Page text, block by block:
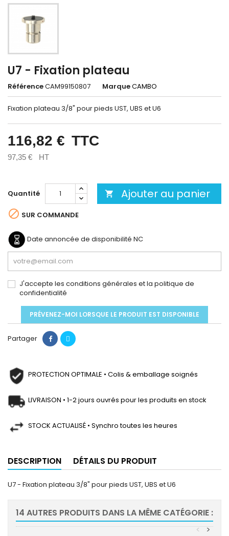
U7 - Fixation plateau
RéférenceCAM99150807 MarqueCAMBO
Fixation plateau 3/8" pour pieds UST, UBS et U6
116,82 € TTC
97,35 € HT
Quantité  Ajouter au panier
 SUR COMMANDE
Date annoncée de disponibilité NC
J'accepte les conditions générales et la politique de
confidentialité
PRÉVENEZ-MOI LORSQUE LE PRODUIT EST DISPONIBLE
Partager
PROTECTION OPTIMALE • Colis & emballage soignés
LIVRAISON • 1-2 jours ouvrés pour les produits en stock
STOCK ACTUALISÉ • Synchro toutes les heures
DESCRIPTION DÉTAILS DU PRODUIT
U7 - Fixation plateau 3/8" pour pieds UST, UBS et U6
14 AUTRES PRODUITS DANS LA MÊME CATÉGORIE :
>
<